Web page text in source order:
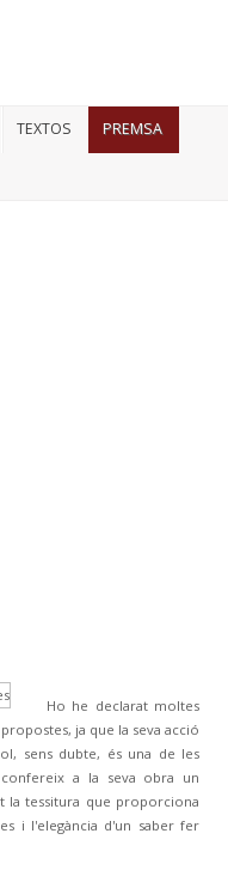
TEXTOS PREMSA
Ho he declarat moltes
ja que la seva acció
sens dubte, és una de les
confereix a la seva obra un
la tessitura que proporciona
i l'elegància d'un saber fer